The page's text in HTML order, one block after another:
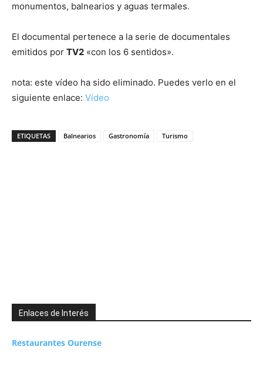
monumentos, balnearios y aguas termales.
El documental pertenece a la serie de documentales
emitidos por TV2 «con los 6 sentidos».
nota: este vídeo ha sido eliminado. Puedes verlo en el
siguiente enlace: Vídeo
ETIQUETAS Balnearios Gastronomía Turismo
Enlaces de Interés
Restaurantes Ourense